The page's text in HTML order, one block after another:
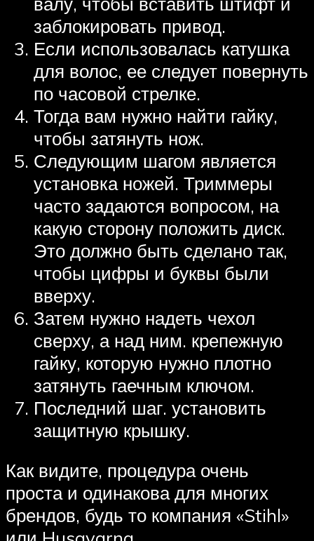
заблокировать привод.
Если использовалась катушка
для волос, ее следует повернуть
по часовой стрелке.
Тогда вам нужно найти гайку,
чтобы затянуть нож.
Следующим шагом является
установка ножей. Триммеры
часто задаются вопросом, на
какую сторону положить диск.
Это должно быть сделано так,
чтобы цифры и буквы были
вверху.
Затем нужно надеть чехол
сверху, а над ним. крепежную
гайку, которую нужно плотно
затянуть гаечным ключом.
Последний шаг. установить
защитную крышку.
Как видите, процедура очень
проста и одинакова для многих
брендов, будь то компания «Stihl»